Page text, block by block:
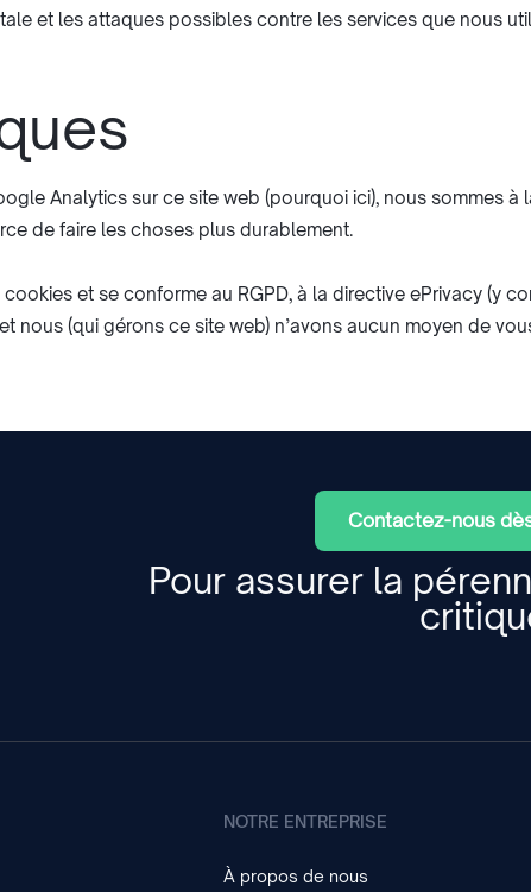
et les attaques possibles contre les services que nous
Analytics sur ce site web (pourquoi ici), nous sommes
de faire les choses plus durablement.
et se conforme au RGPD, à la directive ePrivacy (y
nous (qui gérons ce site web) n’avons aucun moyen de
Contactez-nous
Pour assurer la
NOTRE ENTREPRISE
À propos de nous